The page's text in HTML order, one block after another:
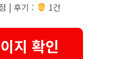
| 후기 : 1건
지 확인